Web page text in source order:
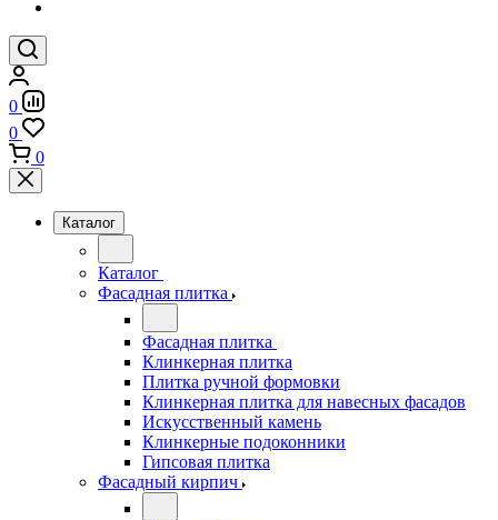
0
0
0
Каталог
Каталог
Фасадная плитка
Фасадная плитка
Клинкерная плитка
Плитка ручной формовки
Клинкерная плитка для навесных фасадов
Искусственный камень
Клинкерные подоконники
Гипсовая плитка
Фасадный кирпич